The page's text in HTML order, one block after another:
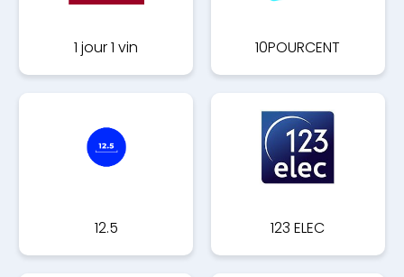
1 jour 1 vin 10POURCENT
12.5 123 ELEC